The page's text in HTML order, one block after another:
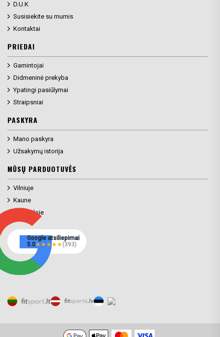
D.U.K
Susisiekite su mumis
Kontaktai
PRIEDAI
Gamintojai
Didmeninė prekyba
Ypatingi pasiūlymai
Straipsniai
PASKYRA
Mano paskyra
Užsakymų istorija
MŪSŲ PARDUOTUVĖS
Vilniuje
Kaune
Klaipėdoje
Google atsiliepimai
5.0★★★★★(393)